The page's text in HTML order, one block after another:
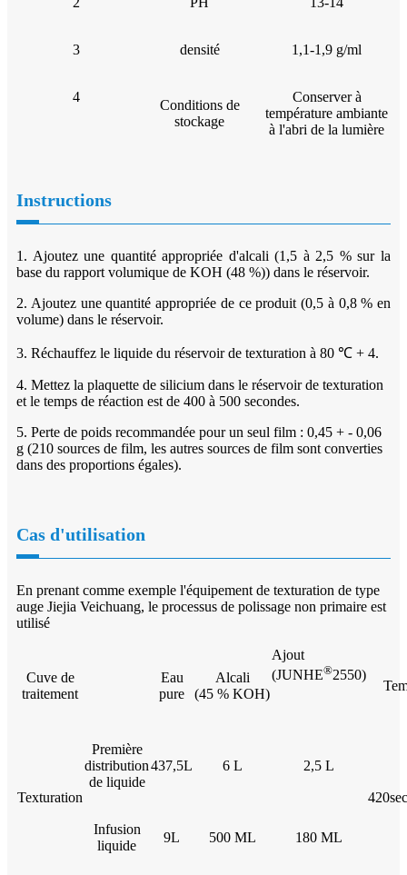
3 densité 1,1-1,9 g/ml
4
Conditions de
stockage
Conserver à
température ambiante
à l'abri de la lumière
Instructions
1. Ajoutez une quantité appropriée d'alcali (1,5 à 2,5 % sur la
base du rapport volumique de KOH (48 %)) dans le réservoir.
2. Ajoutez une quantité appropriée de ce produit (0,5 à 0,8 % en
volume) dans le réservoir.
3. Réchauffez le liquide du réservoir de texturation à 80 ℃ + 4.
4. Mettez la plaquette de silicium dans le réservoir de texturation
et le temps de réaction est de 400 à 500 secondes.
5. Perte de poids recommandée pour un seul film : 0,45 + - 0,06
g (210 sources de film, les autres sources de film sont converties
dans des proportions égales).
Cas d'utilisation
En prenant comme exemple l'équipement de texturation de type
auge Jiejia Veichuang, le processus de polissage non primaire est
utilisé
Cuve de
traitement
Eau
pure
Alcali
(45 % KOH)
Ajout
(JUNHE®2550)
Texturation
Première
distribution
de liquide
437,5L 6 L 2,5 L
Infusion
liquide
9L 500 ML 180 ML